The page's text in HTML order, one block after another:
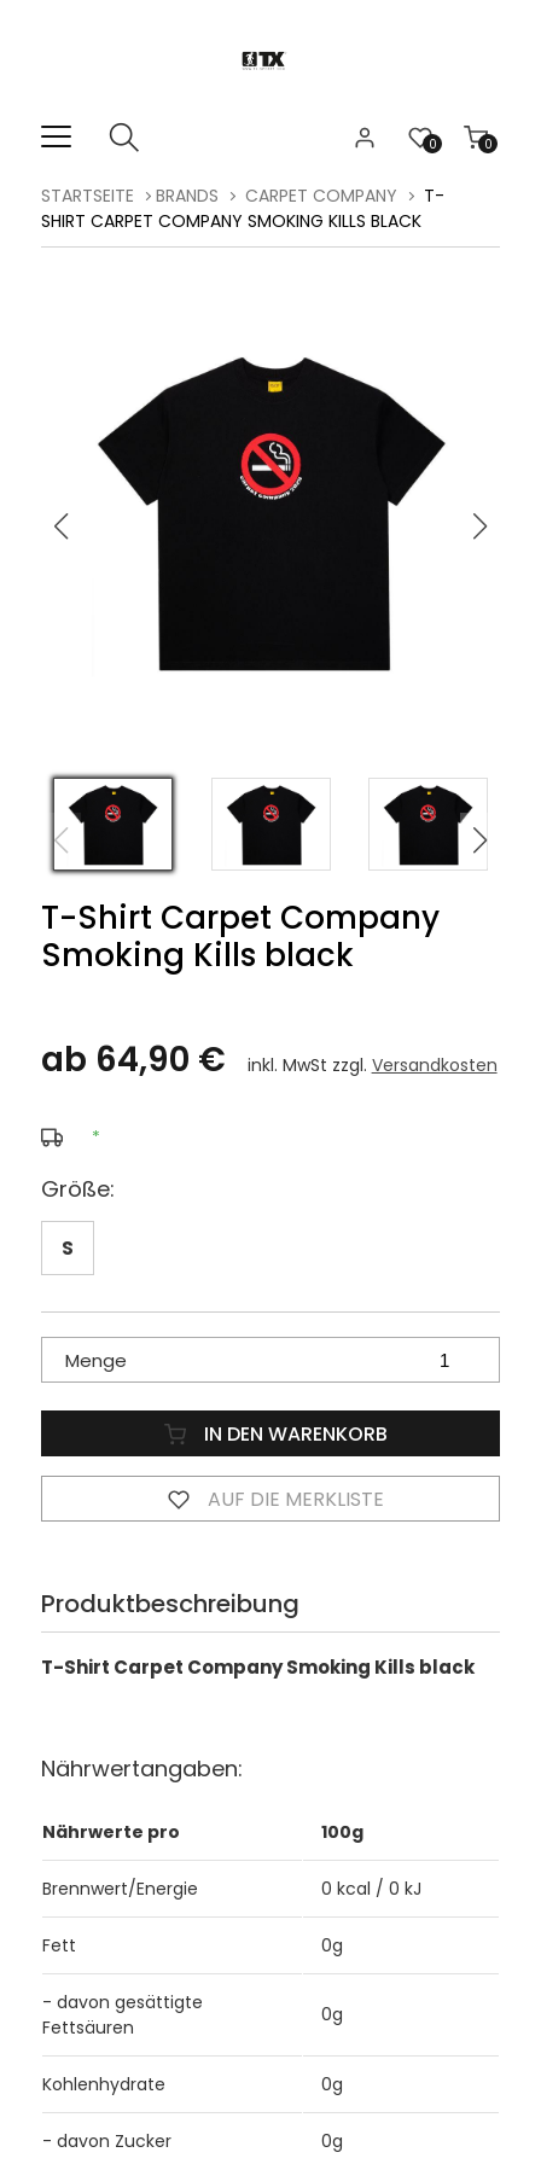
0
0
STARTSEITE BRANDS CARPET COMPANY
T-
SHIRT CARPET COMPANY SMOKING KILLS BLACK
T-Shirt Carpet Company
Smoking Kills black
ab 64,90 € inkl. MwSt zzgl. Versandkosten
*
Größe:
S
Menge
IN DEN WARENKORB
AUF DIE MERKLISTE
Produktbeschreibung
T-Shirt Carpet Company Smoking Kills black
Nährwertangaben:
Nährwerte pro 100g
Brennwert/Energie 0 kcal / 0 kJ
Fett 0g
- davon gesättigte
Fettsäuren
0g
Kohlenhydrate 0g
- davon Zucker 0g